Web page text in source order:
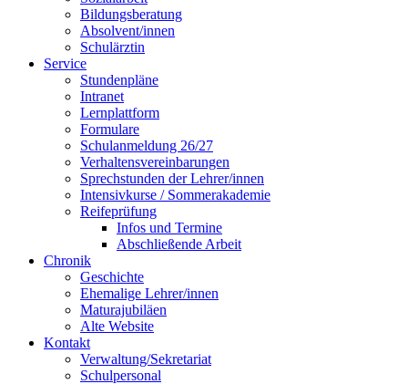
Bildungsberatung
Absolvent/innen
Schulärztin
Service
Stundenpläne
Intranet
Lernplattform
Formulare
Schulanmeldung 26/27
Verhaltensvereinbarungen
Sprechstunden der Lehrer/innen
Intensivkurse / Sommerakademie
Reifeprüfung
Infos und Termine
Abschließende Arbeit
Chronik
Geschichte
Ehemalige Lehrer/innen
Maturajubiläen
Alte Website
Kontakt
Verwaltung/Sekretariat
Schulpersonal